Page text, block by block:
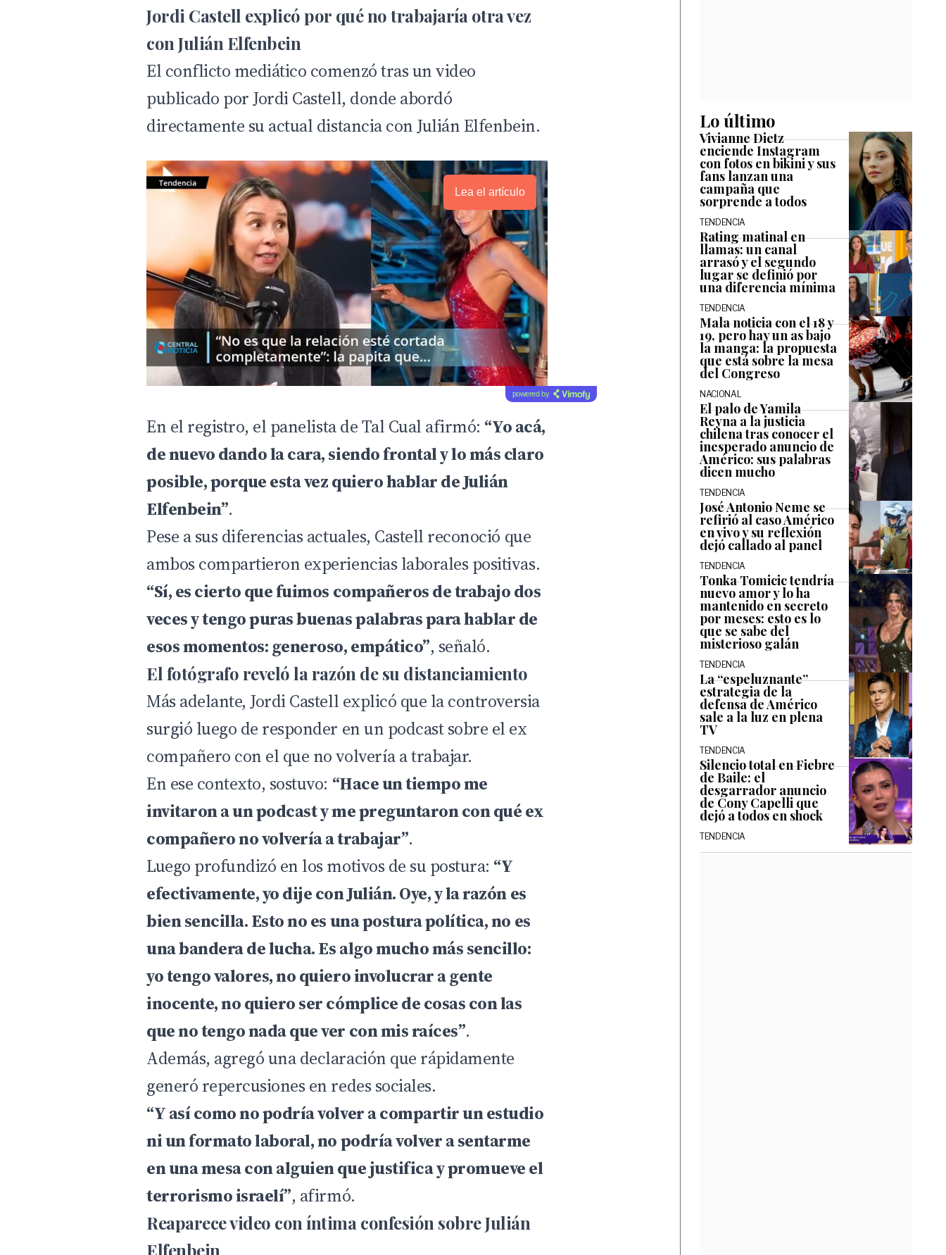
Jordi Castell explicó por qué no trabajaría otra vez
con Julián Elfenbein
El conflicto mediático comenzó tras un video
publicado por Jordi Castell, donde abordó
directamente su actual distancia con Julián Elfenbein.
Lea el artículo
powered by
En el registro, el panelista de Tal Cual afirmó: “Yo acá,
de nuevo dando la cara, siendo frontal y lo más claro
posible, porque esta vez quiero hablar de Julián
Elfenbein”.
Pese a sus diferencias actuales, Castell reconoció que
ambos compartieron experiencias laborales positivas.
“Sí, es cierto que fuimos compañeros de trabajo dos
veces y tengo puras buenas palabras para hablar de
esos momentos: generoso, empático”, señaló.
El fotógrafo reveló la razón de su distanciamiento
Más adelante, Jordi Castell explicó que la controversia
surgió luego de responder en un podcast sobre el ex
compañero con el que no volvería a trabajar.
En ese contexto, sostuvo: “Hace un tiempo me
invitaron a un podcast y me preguntaron con qué ex
compañero no volvería a trabajar”.
Luego profundizó en los motivos de su postura: “Y
efectivamente, yo dije con Julián. Oye, y la razón es
bien sencilla. Esto no es una postura política, no es
una bandera de lucha. Es algo mucho más sencillo:
yo tengo valores, no quiero involucrar a gente
inocente, no quiero ser cómplice de cosas con las
que no tengo nada que ver con mis raíces”.
Además, agregó una declaración que rápidamente
generó repercusiones en redes sociales.
“Y así como no podría volver a compartir un estudio
ni un formato laboral, no podría volver a sentarme
en una mesa con alguien que justifica y promueve el
terrorismo israelí”, afirmó.
Reaparece video con íntima confesión sobre Julián
Elfenbein
Lo último
Vivianne Dietz
enciende Instagram
con fotos en bikini y sus
fans lanzan una
campaña que
sorprende a todos
TENDENCIA
Rating matinal en
llamas: un canal
arrasó y el segundo
lugar se definió por
una diferencia mínima
TENDENCIA
Mala noticia con el 18 y
19, pero hay un as bajo
la manga: la propuesta
que está sobre la mesa
del Congreso
NACIONAL
El palo de Yamila
Reyna a la justicia
chilena tras conocer el
inesperado anuncio de
Américo: sus palabras
dicen mucho
TENDENCIA
José Antonio Neme se
refirió al caso Américo
en vivo y su reflexión
dejó callado al panel
TENDENCIA
Tonka Tomicic tendría
nuevo amor y lo ha
mantenido en secreto
por meses: esto es lo
que se sabe del
misterioso galán
TENDENCIA
La “espeluznante”
estrategia de la
defensa de Américo
sale a la luz en plena
TV
TENDENCIA
Silencio total en Fiebre
de Baile: el
desgarrador anuncio
de Cony Capelli que
dejó a todos en shock
TENDENCIA